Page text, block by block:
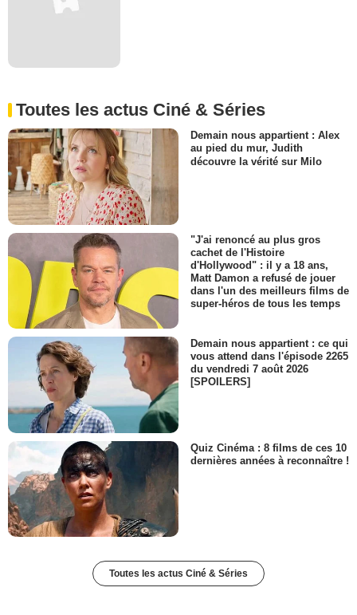
Toutes les actus Ciné & Séries
Demain nous appartient : Alex
au pied du mur, Judith
découvre la vérité sur Milo
"J'ai renoncé au plus gros
cachet de l'Histoire
d'Hollywood" : il y a 18 ans,
Matt Damon a refusé de jouer
dans l'un des meilleurs films de
super-héros de tous les temps
Demain nous appartient : ce qui
vous attend dans l'épisode 2265
du vendredi 7 août 2026
[SPOILERS]
Quiz Cinéma : 8 films de ces 10
dernières années à reconnaître !
Toutes les actus Ciné & Séries